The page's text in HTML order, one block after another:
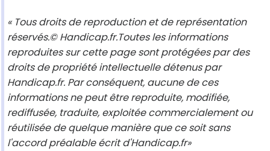
« Tous droits de reproduction et de représentation
réservés.© Handicap.fr.Toutes les informations
reproduites sur cette page sont protégées par des
droits de propriété intellectuelle détenus par
Handicap.fr. Par conséquent, aucune de ces
informations ne peut être reproduite, modifiée,
rediffusée, traduite, exploitée commercialement ou
réutilisée de quelque manière que ce soit sans
l'accord préalable écrit d'Handicap.fr»